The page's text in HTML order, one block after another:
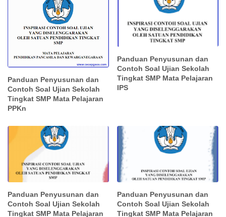
Panduan Penyusunan dan
Contoh Soal Ujian Sekolah
Tingkat SMP Mata Pelajaran
PPKn
Panduan Penyusunan dan
Contoh Soal Ujian Sekolah
Tingkat SMP Mata Pelajaran
IPS
Panduan Penyusunan dan
Contoh Soal Ujian Sekolah
Tingkat SMP Mata Pelajaran
Panduan Penyusunan dan
Contoh Soal Ujian Sekolah
Tingkat SMP Mata Pelajaran